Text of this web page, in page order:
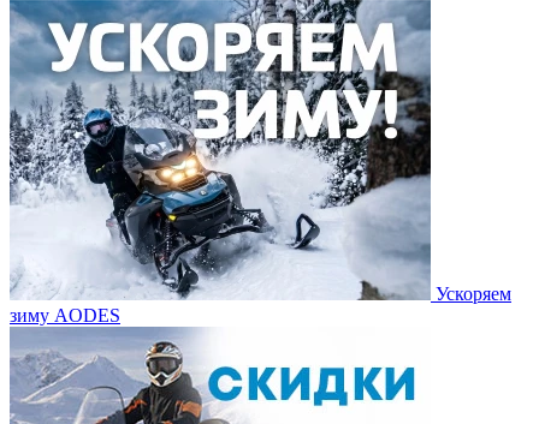
Ускоряем
зиму AODES